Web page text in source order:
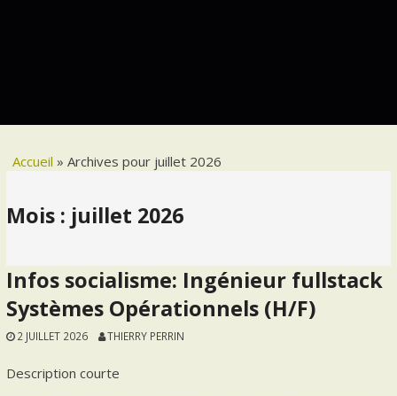
Accueil »Archives pour juillet 2026
Mois : juillet 2026
Infos socialisme: Ingénieur fullstack
Systèmes Opérationnels (H/F)
2 JUILLET 2026 THIERRY PERRIN
Description courte